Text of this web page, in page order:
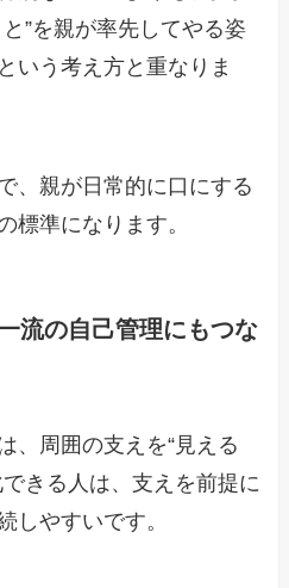
”を親が率先してやる姿
いう考え方と重なりま
、親が日常的に口にする
標準になります。
流の自己管理にもつな
、周囲の支えを“見える
きる人は、支えを前提に
しやすいです。